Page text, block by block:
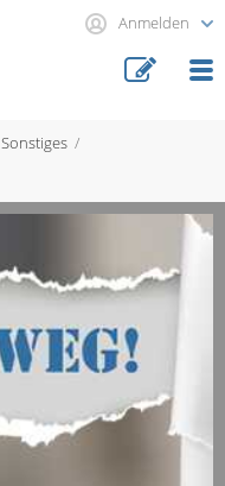
Anmelden
Sonstiges